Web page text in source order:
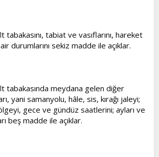
tabakasını, tabiat ve vasıflarını, hareket
durumlarını sekiz madde ile açıklar.
tabakasında meydana gelen diğer
yani samanyolu, hâle, sis, kırağı jaleyi;
gece ve gündüz saatlerini; ayları ve
beş madde ile açıklar.